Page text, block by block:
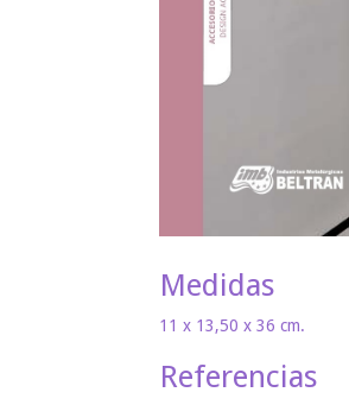
Medidas
11 x 13,50 x 36 cm.
Referencias